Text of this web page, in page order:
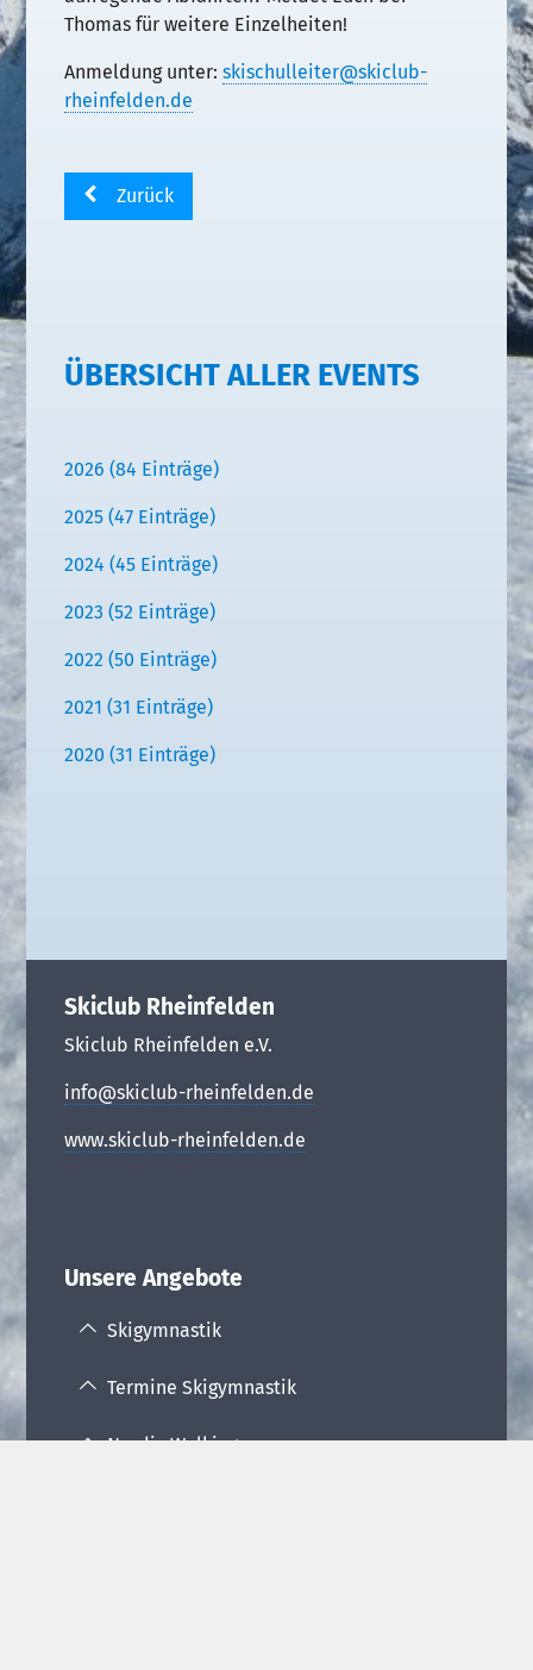
Thomas für weitere Einzelheiten!
Anmeldung unter:skischulleiter@skiclub-
rheinfelden.de
Zurück
ÜBERSICHT ALLER EVENTS
2026 (84 Einträge)
2025 (47 Einträge)
2024 (45 Einträge)
2023 (52 Einträge)
2022 (50 Einträge)
2021 (31 Einträge)
2020 (31 Einträge)
Skiclub Rheinfelden
Skiclub Rheinfelden e.V.
info@skiclub-rheinfelden.de
www.skiclub-rheinfelden.de
Unsere Angebote
Skigymnastik
Termine Skigymnastik
Nordic Walking